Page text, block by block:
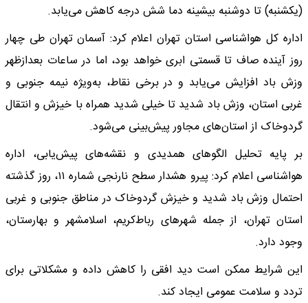
(یکشنبه) تا دوشنبه بیشینه دما شش درجه کاهش می‌یابد.
اداره کل هواشناسی استان تهران اعلام کرد: آسمان تهران طی چهار
روز آینده صاف تا قسمتی ابری خواهد بود، اما در ساعات بعدازظهر
وزش باد افزایش می‌یابد و در برخی نقاط، به‌ویژه نیمه جنوبی و
غربی استان، وزش باد شدید تا خیلی شدید همراه با خیزش و انتقال
گردوخاک از استان‌های مجاور پیش‌بینی می‌شود.
بر پایه تحلیل الگو‌های همدیدی و نقشه‌های پیش‌یابی، اداره
هواشناسی اعلام کرد: پیرو هشدار سطح نارنجی شماره ۱۱، روز گذشته
احتمال وزش باد شدید و خیزش گردوخاک در مناطق جنوبی و غربی
استان تهران، از جمله شهر‌های رباط‌کریم، اسلامشهر و بهارستان،
وجود دارد.
این شرایط ممکن است دید افقی را کاهش داده و مشکلاتی برای
تردد و سلامت عمومی ایجاد کند.